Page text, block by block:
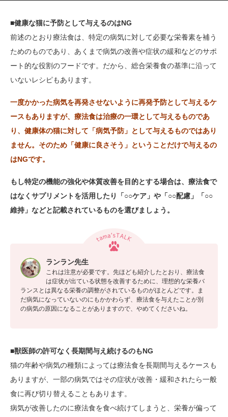
■健康な猫に予防として与えるのはNG
前述のとおり療法食は、特定の病気に対して必要な栄養素を補う
ためのものであり、あくまで病気の改善や症状の緩和などのサポ
ート的な役割のフードです。だから、総合栄養食の基準に沿って
いないレシピもあります。
一度かかった病気を再発させないように再発予防として与えるケ
ースもありますが、療法食は治療の一環として与えるものであ
り、健康体の猫に対して「病気予防」として与えるものではあり
ません。そのため「健康に良さそう」ということだけで与えるの
はNGです。
もし特定の機能の強化や体質改善を目的とする場合は、療法食で
はなくサプリメントを活用したり「○○ケア」や「○○配慮」「○○
維持」などと記載されているものを選びましょう。
ランラン先生
これは注意が必要です。先ほども紹介したとおり、療法食
は症状が出ている状態を改善するために、理想的な栄養バ
ランスとは異なる栄養の調整がされているものがほとんどです。ま
だ病気になっていないのにもかかわらず、療法食を与えたことが別
の病気の原因になることがありますので、やめてくださいね。
■獣医師の許可なく長期間与え続けるのもNG
猫の年齢や病気の種類によっては療法食を長期間与えるケースも
ありますが、一部の病気ではその症状が改善・緩和されたら一般
食に再び切り替えることもあります。
病気が改善したのに療法食を食べ続けてしまうと、栄養が偏って